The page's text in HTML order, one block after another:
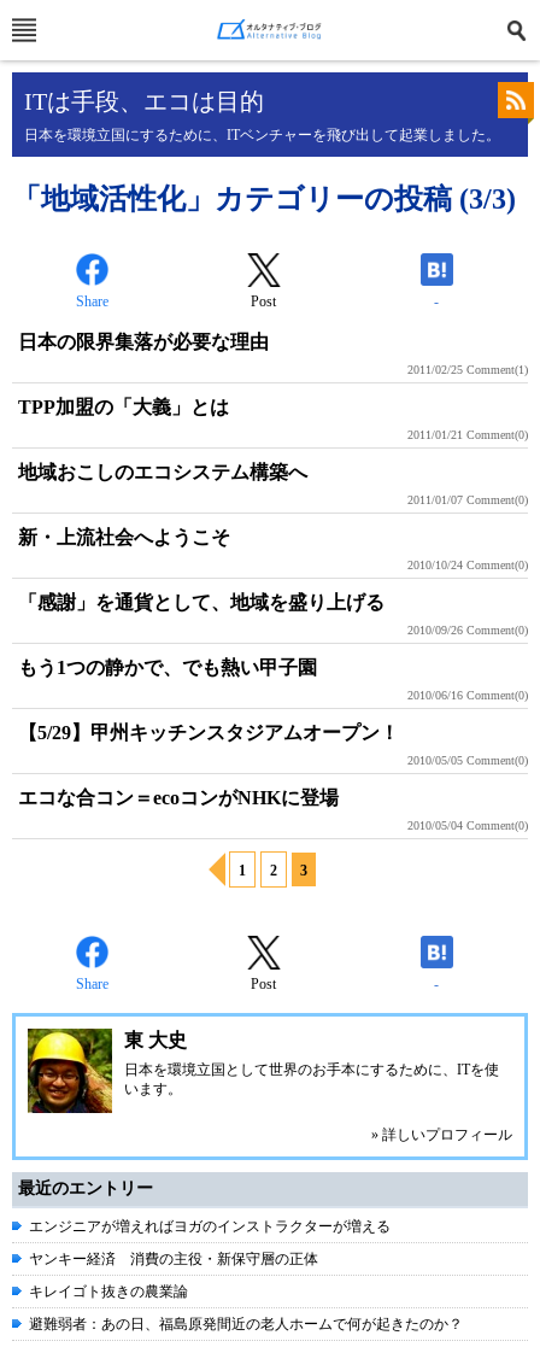
ITは手段、エコは目的
日本を環境立国にするために、ITベンチャーを飛び出して起業しました。
「地域活性化」カテゴリーの投稿 (3/3)
Share Post -
日本の限界集落が必要な理由
2011/02/25 Comment(1)
TPP加盟の「大義」とは
2011/01/21 Comment(0)
地域おこしのエコシステム構築へ
2011/01/07 Comment(0)
新・上流社会へようこそ
2010/10/24 Comment(0)
「感謝」を通貨として、地域を盛り上げる
2010/09/26 Comment(0)
もう1つの静かで、でも熱い甲子園
2010/06/16 Comment(0)
【5/29】甲州キッチンスタジアムオープン！
2010/05/05 Comment(0)
エコな合コン＝ecoコンがNHKに登場
2010/05/04 Comment(0)
1 2 3
Share Post -
東 大史
日本を環境立国として世界のお手本にするために、ITを使
います。
» 詳しいプロフィール
最近のエントリー
エンジニアが増えればヨガのインストラクターが増える
ヤンキー経済 消費の主役・新保守層の正体
キレイゴト抜きの農業論
避難弱者：あの日、福島原発間近の老人ホームで何が起きたのか？